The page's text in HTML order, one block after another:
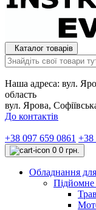
Каталог товарів
Наша адреса: вул.
область
вул. Ярова,
До контактів
+38 097 659 0861 +38
0 0 грн.
Обладнання
Підйомне